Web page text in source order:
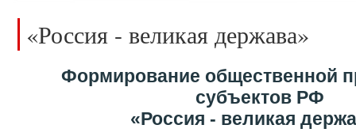
«Россия - великая держава»
Формирование общественной
субъектов РФ
«Россия - великая